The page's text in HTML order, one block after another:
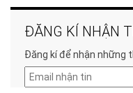
ĐĂNG KÍ NHẬN
Đăng kí để nhận những